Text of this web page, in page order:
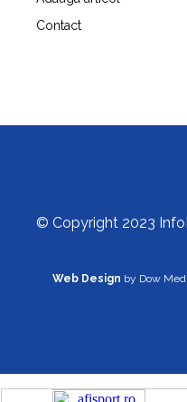
Contact
© Copyright 2023
Web Design by Dow